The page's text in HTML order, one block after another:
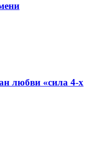
любви «сила 4-х